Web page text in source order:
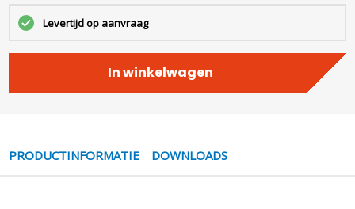
Levertijd op aanvraag
In winkelwagen
PRODUCTINFORMATIE DOWNLOADS